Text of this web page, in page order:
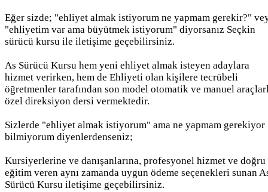
Eğer sizde; "ehliyet almak istiyorum ne yapmam gerekir?"
"ehliyetim var ama büyütmek istiyorum" diyorsanız Seçkin
sürücü kursu ile iletişime geçebilirsiniz.
As Sürücü Kursu hem yeni ehliyet almak isteyen adaylara
hizmet verirken, hem de Ehliyeti olan kişilere tecrübeli
öğretmenler tarafından son model otomatik ve manuel
özel direksiyon dersi vermektedir.
Sizlerde "ehliyet almak istiyorum" ama ne yapmam gerekiyor
bilmiyorum diyenlerdenseniz;
Kursiyerlerine ve danışanlarına, profesyonel hizmet ve doğru
eğitim veren aynı zamanda uygun ödeme seçenekleri sunan
Sürücü Kursu iletişime geçebilirsiniz.